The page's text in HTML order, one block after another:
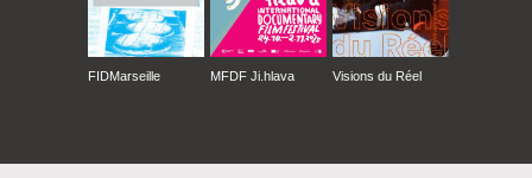
FIDMarseille MFDF Ji.hlava Visions du Réel